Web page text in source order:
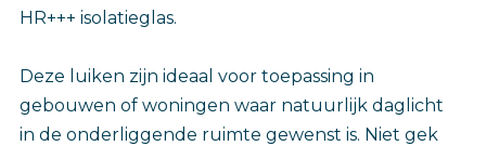
HR+++ isolatieglas.
Deze luiken zijn ideaal voor toepassing in
gebouwen of woningen waar natuurlijk daglicht
in de onderliggende ruimte gewenst is. Niet gek